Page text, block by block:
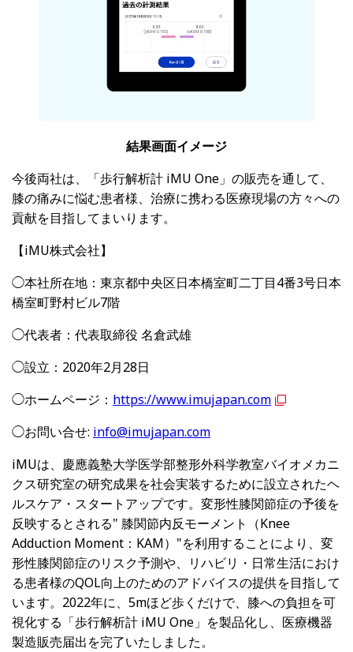
結果画面イメージ
今後両社は、「歩行解析計 iMU One 」の販売を通して、
膝の痛みに悩む患者様、治療に携わる医療現場の方々への
貢献を目指してまいります。
【iMU株式会社】
◯本社所在地：東京都中央区日本橋室町二丁目4番3号日本
橋室町野村ビル7階
◯代表者：代表取締役 名倉武雄
◯設立：2020年2月28日
◯ホームページ： https://www.imujapan.com
◯お問い合せ: info@imujapan.com
iMUは、慶應義塾大学医学部整形外科学教室バイオメカニ
クス研究室の研究成果を社会実装するために設立されたヘ
ルスケア・スタートアップです。変形性膝関節症の予後を
反映するとされる" 膝関節内反モーメント（Knee
Adduction Moment：KAM）"を利用することにより、変
形性膝関節症のリスク予測や、リハビリ・日常生活におけ
る患者様のQOL向上のためのアドバイスの提供を目指して
います。2022年に、5mほど歩くだけで、膝への負担を可
視化する「歩行解析計 iMU One 」を製品化し、医療機器
製造販売届出を完了いたしました。